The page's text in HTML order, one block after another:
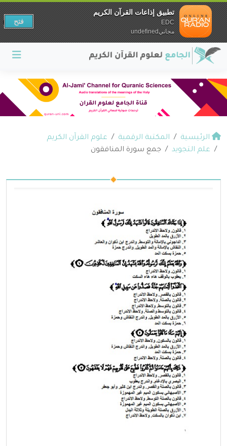
الرئيسية المكتبة الرقمية
علوم القرآن الكريم
علم التجويد
جمع سورة المنافقون
تطبيق إذاعات القرآن الكريم
EDC
مجانيundefined
فتح